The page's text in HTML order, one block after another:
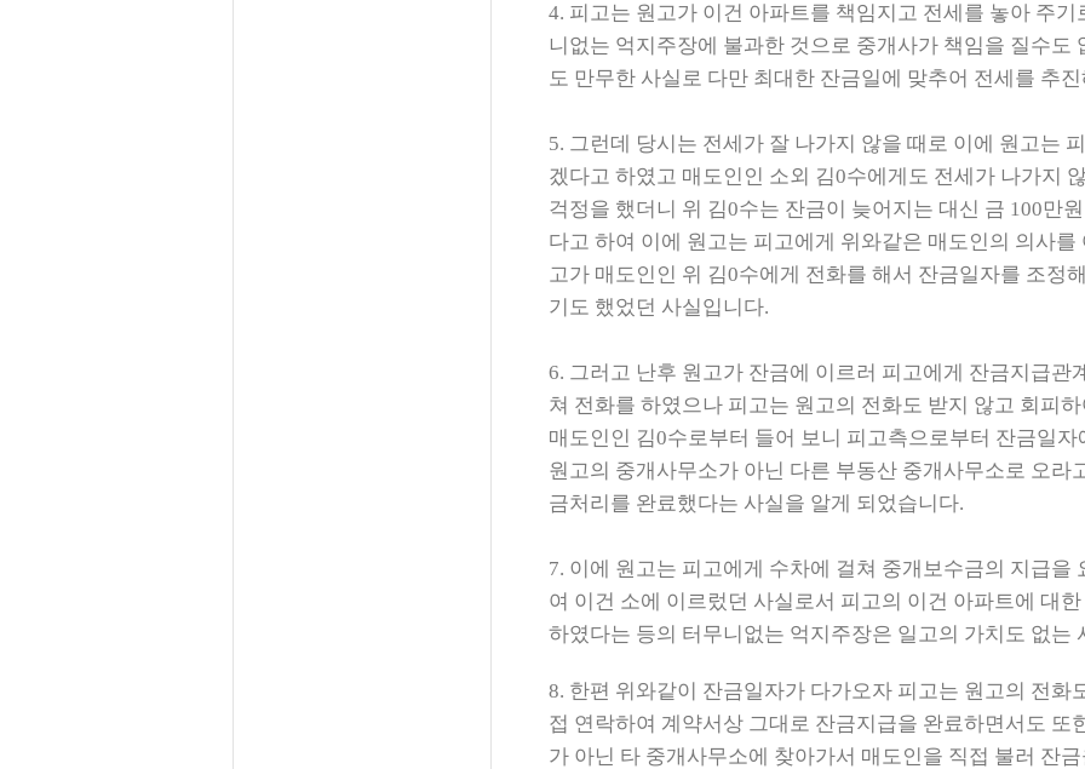
4. 피고는 원고가 이건 아파트를 책임지고 전세를 놓아 주
니없는 억지주장에 불과한 것으로 중개사가 책임을 질수도
도 만무한 사실로 다만 최대한 잔금일에 맞추어 전세를 추
5. 그런데 당시는 전세가 잘 나가지 않을 때로 이에 원고는
겠다고 하였고 매도인인 소외 김0수에게도 전세가 나가지
걱정을 했더니 위 김0수는 잔금이 늦어지는 대신 금 100만
다고 하여 이에 원고는 피고에게 위와같은 매도인의 의사
고가 매도인인 위 김0수에게 전화를 해서 잔금일자를 조정
기도 했었던 사실입니다.
6. 그러고 난후 원고가 잔금에 이르러 피고에게 잔금지급관
쳐 전화를 하였으나 피고는 원고의 전화도 받지 않고 회피
매도인인 김0수로부터 들어 보니 피고측으로부터 잔금일
원고의 중개사무소가 아닌 다른 부동산 중개사무소로 오라
금처리를 완료했다는 사실을 알게 되었습니다.
7. 이에 원고는 피고에게 수차에 걸쳐 중개보수금의 지급을
여 이건 소에 이르렀던 사실로서 피고의 이건 아파트에 대
하였다는 등의 터무니없는 억지주장은 일고의 가치도 없는
8. 한편 위와같이 잔금일자가 다가오자 피고는 원고의 전화
접 연락하여 계약서상 그대로 잔금지급을 완료하면서도 또
가 아닌 타 중개사무소에 찾아가서 매도인을 직접 불러 잔